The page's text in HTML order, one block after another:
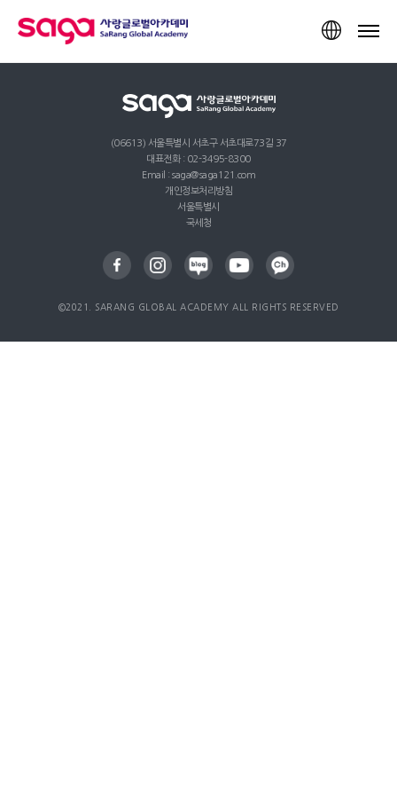
TOP
(06613) 서울특별시 서초구 서초대로73길 37
대표전화 : 02-3495-8300
Email : saga@saga121.com
개인정보처리방침
서울특별시
국세청
©2021. SARANG GLOBAL ACADEMY ALL RIGHTS RESERVED